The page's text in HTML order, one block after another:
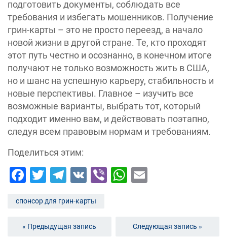
подготовить документы, соблюдать все
требования и избегать мошенников. Получение
грин-карты – это не просто переезд, а начало
новой жизни в другой стране. Те, кто проходят
этот путь честно и осознанно, в конечном итоге
получают не только возможность жить в США,
но и шанс на успешную карьеру, стабильность и
новые перспективы. Главное – изучить все
возможные варианты, выбрать тот, который
подходит именно вам, и действовать поэтапно,
следуя всем правовым нормам и требованиям.
Поделиться этим:
Facebook
Twitter
Telegram
VK ViberWhatsApp
спонсор для грин-карты
« Предыдущая запись Следующая запись »